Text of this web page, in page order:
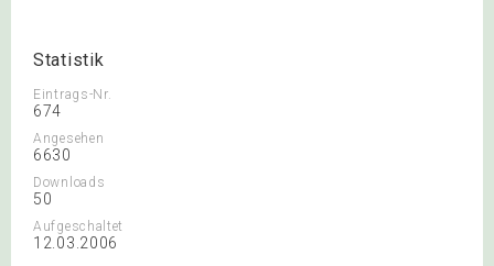
Statistik
Eintrags-Nr.
674
Angesehen
6630
Downloads
50
Aufgeschaltet
12.03.2006